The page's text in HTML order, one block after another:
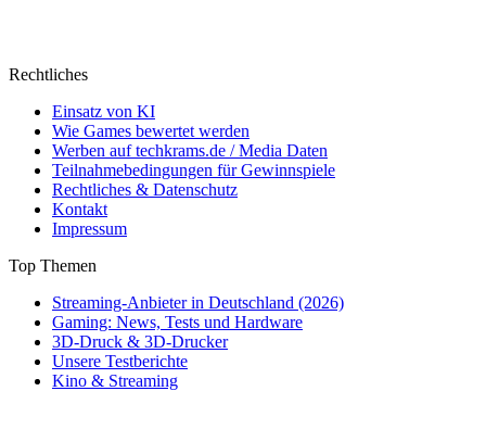
Rechtliches
Einsatz von KI
Wie Games bewertet werden
Werben auf techkrams.de / Media Daten
Teilnahmebedingungen für Gewinnspiele
Rechtliches & Datenschutz
Kontakt
Impressum
Top Themen
Streaming-Anbieter in Deutschland (2026)
Gaming: News, Tests und Hardware
3D-Druck & 3D-Drucker
Unsere Testberichte
Kino & Streaming